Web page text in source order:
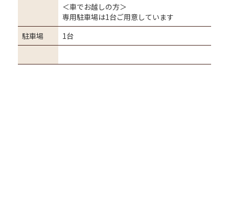
＜車でお越しの方＞
専用駐車場は1台ご用意しています
駐車場
1台